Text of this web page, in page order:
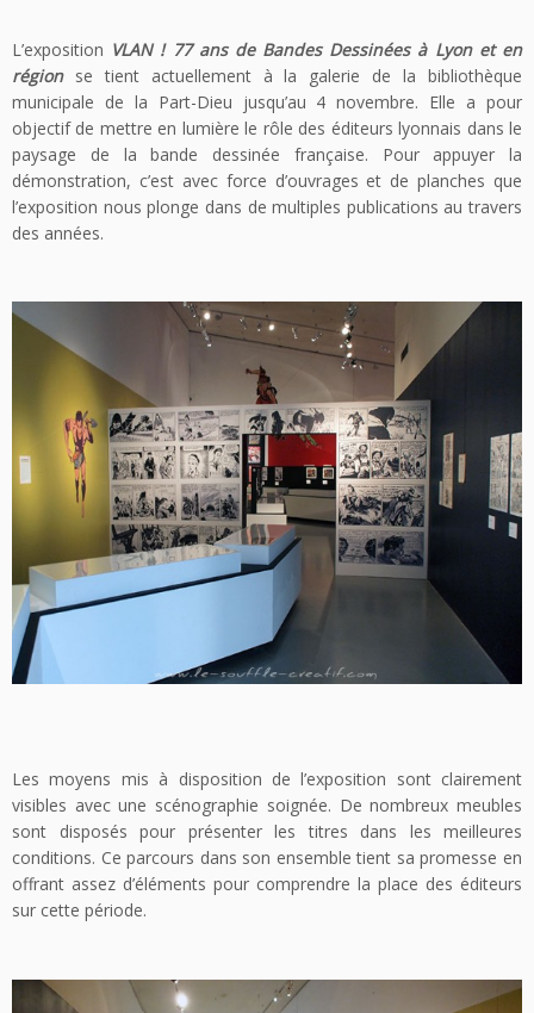
L’exposition VLAN ! 77 ans de Bandes Dessinées à Lyon et en
régionse tient actuellement à la galerie de la bibliothèque
municipale de la Part-Dieu jusqu’au 4 novembre. Elle a pour
objectif de mettre en lumière le rôle des éditeurs lyonnais dans le
paysage de la bande dessinée française. Pour appuyer la
démonstration, c’est avec force d’ouvrages et de planches que
l’exposition nous plonge dans de multiples publications au travers
des années.
Les moyens mis à disposition de l’exposition sont clairement
visibles avec une scénographie soignée. De nombreux meubles
sont disposés pour présenter les titres dans les meilleures
conditions. Ce parcours dans son ensemble tient sa promesse en
offrant assez d’éléments pour comprendre la place des éditeurs
sur cette période.